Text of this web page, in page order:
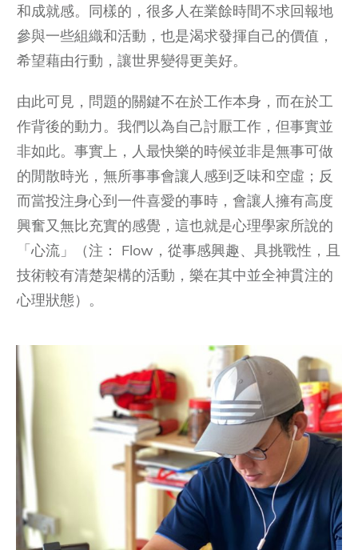
和成就感。同樣的，很多人在業餘時間不求回報地
參與一些組織和活動，也是渴求發揮自己的價值，
希望藉由行動，讓世界變得更美好。
由此可見，問題的關鍵不在於工作本身，而在於工
作背後的動力。我們以為自己討厭工作，但事實並
非如此。事實上，人最快樂的時候並非是無事可做
的閒散時光，無所事事會讓人感到乏味和空虛；反
而當投注身心到一件喜愛的事時，會讓人擁有高度
興奮又無比充實的感覺，這也就是心理學家所說的
「心流」（注： Flow，從事感興趣、具挑戰性，且
技術較有清楚架構的活動，樂在其中並全神貫注的
心理狀態）。